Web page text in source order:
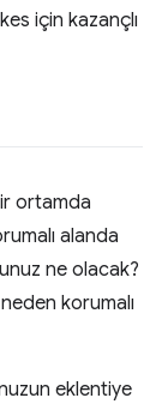
için kazançlı
ortamda
alanda
ne olacak?
korumalı
eklentiye